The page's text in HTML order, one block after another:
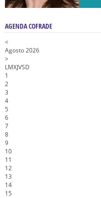
AGENDA COFRADE
<
Agosto 2026
>
LMXJVSD
1
2
3
4
5
6
7
8
9
10
11
12
13
14
15